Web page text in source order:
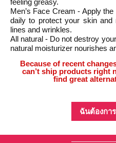
feeling greasy.
Men’s Face Cream - Apply
daily to protect your skin and
lines and wrinkles.
All natural - Do not destroy
natural moisturizer nourishes
Because of recent
can’t ship products right
find great
ฉันต้องกา